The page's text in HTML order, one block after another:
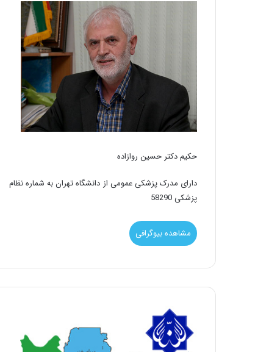
حکیم دکتر حسین روازاده
دارای مدرک پزشکی عمومی از دانشگاه تهران به شماره نظام
پزشکی 58290
مشاهده بیوگرافی